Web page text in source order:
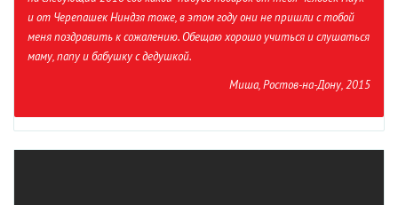
и от Черепашек Ниндзя тоже, в этом году они не пришли с тобой
меня поздравить к сожалению. Обещаю хорошо учиться и слушаться
маму, папу и бабушку с дедушкой.
Миша, Ростов-на-Дону, 2015